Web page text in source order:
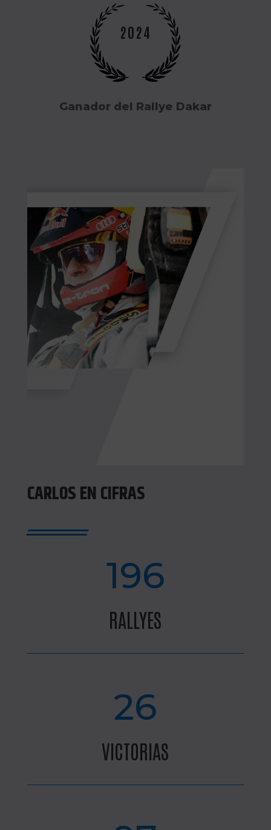
2024
Ganador del Rallye Dakar
CARLOS EN CIFRAS
196
RALLYES
26
VICTORIAS